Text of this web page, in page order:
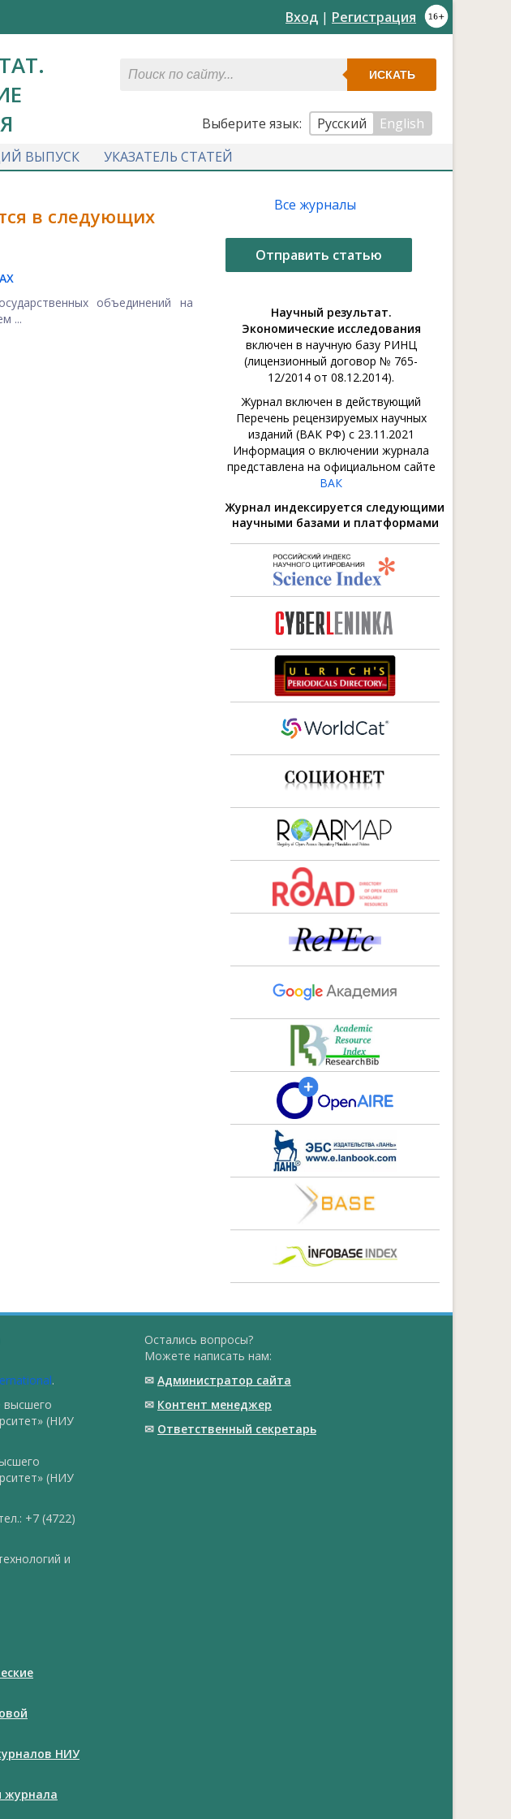
Вход | Регистрация
ИСКАТЬ
Выберите язык: Русский
English
ВЫПУСК УКАЗАТЕЛЬ СТАТЕЙ
в следующих
объединений на
...
Все журналы
Отправить статью
Научный результат.
Экономические исследования
включен в научную базу РИНЦ
(лицензионный договор № 765-
12/2014 от 08.12.2014).
Журнал включен в действующий
Перечень рецензируемых научных
изданий (ВАК РФ) с 23.11.2021
Информация о включении журнала
представлена на официальном сайте
ВАК
Журнал индексируется следующими
научными базами и платформами
.
высшего
(НИУ
(НИУ
+7 (4722)
и
НИУ
журнала
Остались вопросы?
Можете написать нам:
✉ Администратор сайта
✉ Контент менеджер
✉ Ответственный cекретарь